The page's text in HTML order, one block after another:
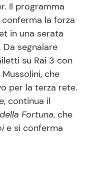
Piatti
Facili e Veloci
Feste
per Bambini
Il programma
la forza
in una serata
segnalare
su Rai 3 con
che
per la terza rete.
continua il
Fortuna, che
e si conferma